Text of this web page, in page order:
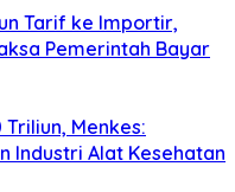
Tarif ke Importir,
Pemerintah Bayar
Menkes:
Industri Alat Kesehatan